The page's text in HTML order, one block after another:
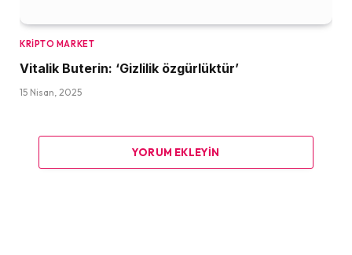
KRIPTO MARKET
Vitalik Buterin: ‘Gizlilik özgürlüktür’
15 Nisan, 2025
YORUM EKLEYIN